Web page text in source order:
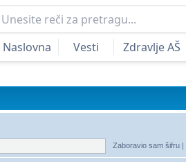
Naslovna
Vesti Zdravlje AŠ
Zaboravio sam šifru |